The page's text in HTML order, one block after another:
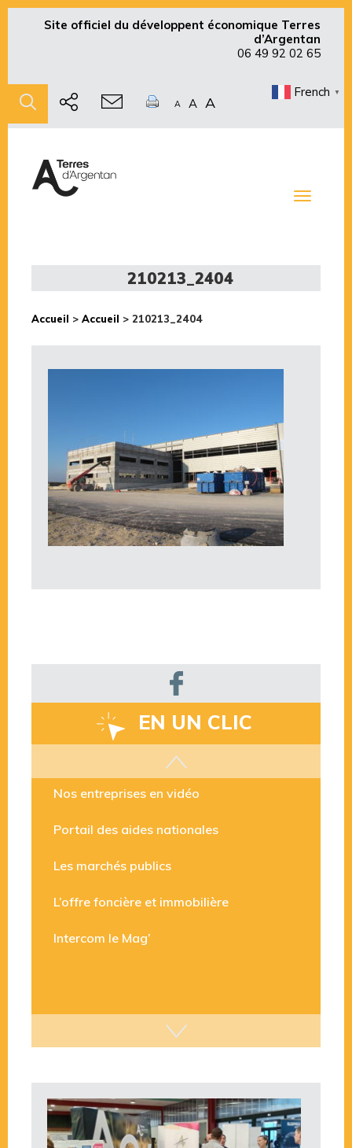
Site officiel du développent économique Terres
d’Argentan
06 49 92 02 65
A A A
French ▼
Toggle
210213_2404
Accueil > Accueil > 210213_2404
EN UN CLIC
Les aides disponibles